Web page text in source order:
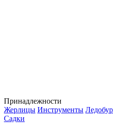
Принадлежности
Жерлицы Инструменты
Садки